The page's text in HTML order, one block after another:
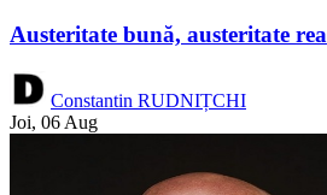
Austeritate bună, austeritate rea
Constantin RUDNIȚCHI
Joi, 06 Aug